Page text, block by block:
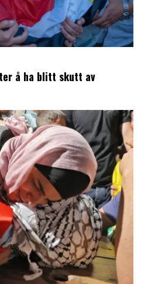
å ha blitt skutt av